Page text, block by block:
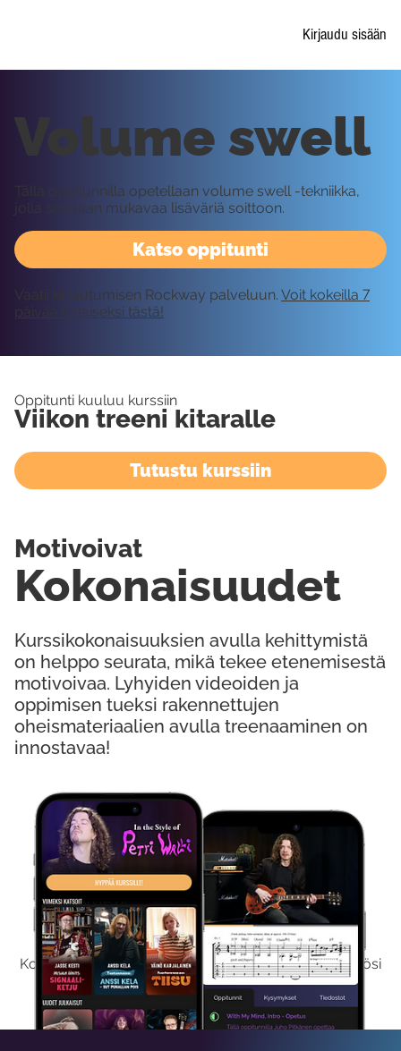
Kirjaudu sisään
Kokeile Ilmaiseksi
Kokeilemalla ilmaiseksi saat koko sisältömme käyttöösi
viikon ajaksi.
Katso oppitunti
Volume swell
Tällä oppitunnilla opetellaan volume swell -tekniikka,
jolla saadaan mukavaa lisäväriä soittoon.
Vaatii kirjautumisen Rockway palveluun. Voit kokeilla 7
päivää ilmaiseksi tästä!
Oppitunti kuuluu kurssiin
Viikon treeni kitaralle
Tutustu kurssiin
Kurssikokonaisuuksien avulla kehittymistä
on helppo seurata, mikä tekee etenemisestä
motivoivaa. Lyhyiden videoiden ja
oppimisen tueksi rakennettujen
oheismateriaalien avulla treenaaminen on
innostavaa!
Kokonaisuudet
Motivoivat